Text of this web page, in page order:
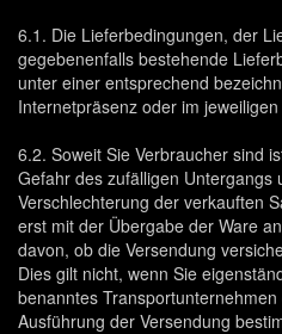
6.1. Die Lieferbedingungen, der
gegebenenfalls bestehende
unter einer entsprechend
Internetpräsenz oder im
6.2. Soweit Sie Verbraucher sind
Gefahr des zufälligen Untergangs
Verschlechterung der verkauften
erst mit der Übergabe der Ware
davon, ob die Versendung
Dies gilt nicht, wenn Sie
benanntes
Ausführung der Versendung